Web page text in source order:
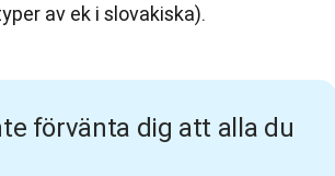
av ek i slovakiska).
förvänta dig att alla du